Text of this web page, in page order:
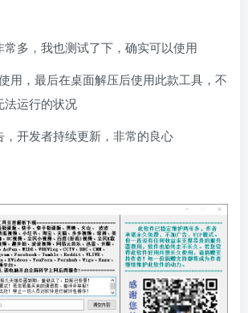
常多，我也测试了下，确实可以使用
用，最后在桌面解压后使用此款工具，不
法运行的状况
，开发者持续更新，非常的良心